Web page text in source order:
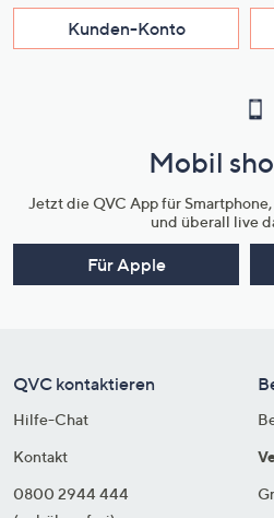
Kunden-Konto
Mobil
Jetzt die QVC App für
und überall live
Für Apple
QVC kontaktieren
Hilfe-Chat
Kontakt
0800 2944 444